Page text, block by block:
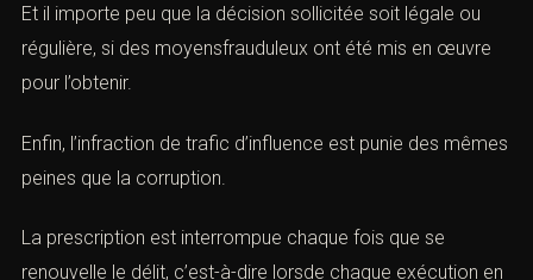
Et il importe peu que la décision sollicitée soit légale ou
régulière, si des moyensfrauduleux ont été mis en œuvre
pour l’obtenir.
Enfin, l’infraction de trafic d’influence est punie des mêmes
peines que la corruption.
La prescription est interrompue chaque fois que se
renouvelle le délit, c’est-à-dire lorsde chaque exécution en